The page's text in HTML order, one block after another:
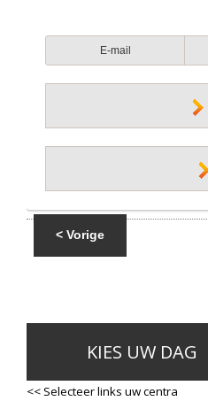
E-mail
< Vorige
KIES UW DAG
<< Selecteer links uw centra